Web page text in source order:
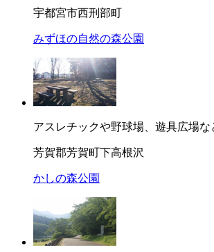
宇都宮市西刑部町
みずほの自然の森公園
アスレチックや野球場、遊具広場な
芳賀郡芳賀町下高根沢
かしの森公園